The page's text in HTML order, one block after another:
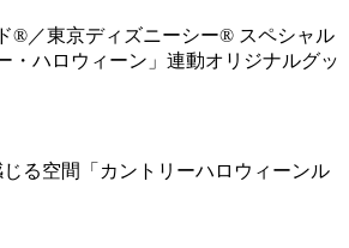
®／東京ディズニーシー® スペシャル
・ハロウィーン」連動オリジナルグッ
る空間「カントリーハロウィーンル